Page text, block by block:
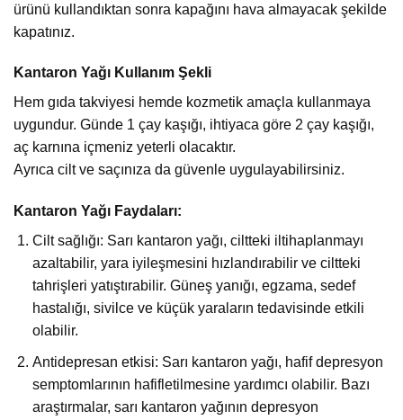
ürünü kullandıktan sonra kapağını hava almayacak şekilde
kapatınız.
Kantaron Yağı Kullanım Şekli
Hem gıda takviyesi hemde kozmetik amaçla kullanmaya
uygundur. Günde 1 çay kaşığı, ihtiyaca göre 2 çay kaşığı,
aç karnına içmeniz yeterli olacaktır.
Ayrıca cilt ve saçınıza da güvenle uygulayabilirsiniz.
Kantaron Yağı Faydaları:
Cilt sağlığı: Sarı kantaron yağı, ciltteki iltihaplanmayı
azaltabilir, yara iyileşmesini hızlandırabilir ve ciltteki
tahrişleri yatıştırabilir. Güneş yanığı, egzama, sedef
hastalığı, sivilce ve küçük yaraların tedavisinde etkili
olabilir.
Antidepresan etkisi: Sarı kantaron yağı, hafif depresyon
semptomlarının hafifletilmesine yardımcı olabilir. Bazı
araştırmalar, sarı kantaron yağının depresyon